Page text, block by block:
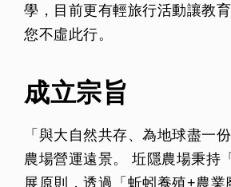
學，目前更有輕旅行活動讓教
您不虛此行。
成立宗旨
「與大自然共存、為地球盡一
農場營運遠景。 坵隱農場秉持
展原則，透過「蚯蚓養殖+農業